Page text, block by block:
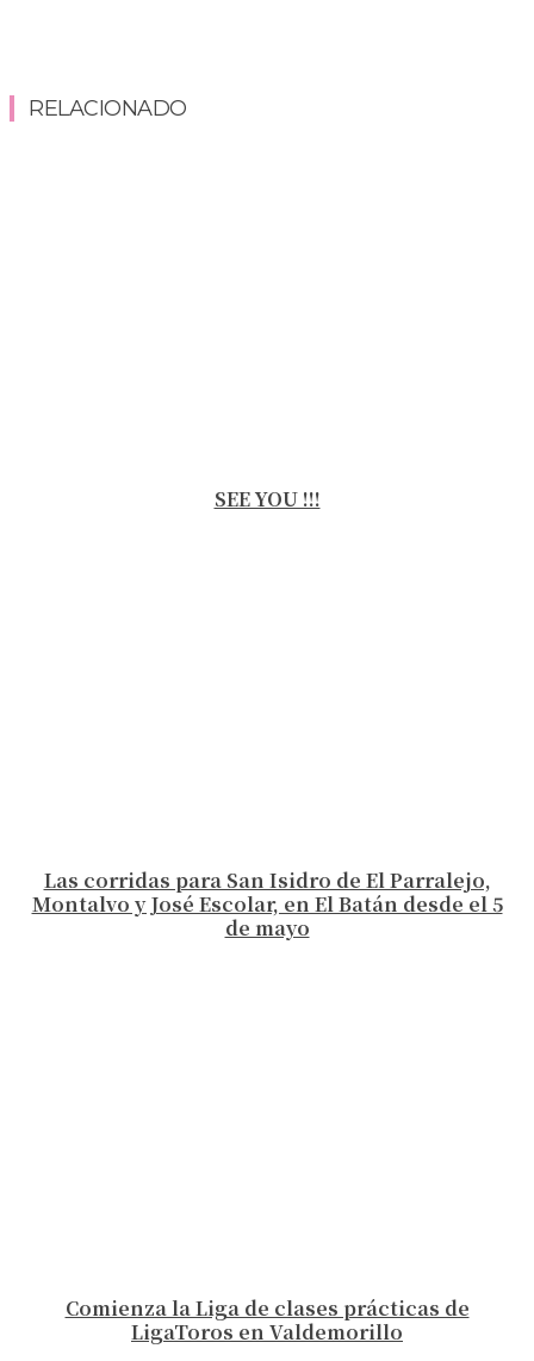
RELACIONADO
SEE YOU !!!
Las corridas para San Isidro de El Parralejo,
Montalvo y José Escolar, en El Batán desde el 5
de mayo
Comienza la Liga de clases prácticas de
LigaToros en Valdemorillo